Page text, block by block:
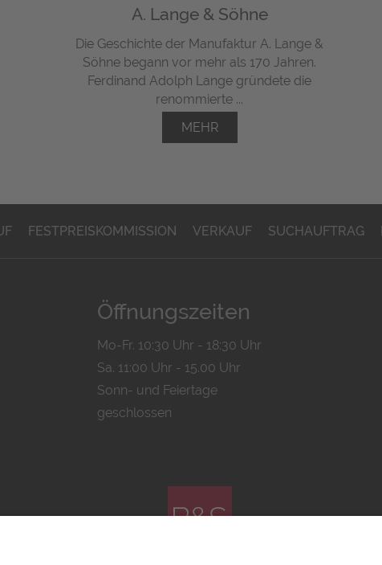
A. Lange & Söhne
Die Geschichte der Manufaktur A. Lange &
Söhne begann vor mehr als 170 Jahren.
Ferdinand Adolph Lange gründete die
renommierte ...
MEHR
FESTPREISKOMMISSION VERKAUF SUCHAUFTRAG
Öffnungszeiten
Mo-Fr. 10:30 Uhr - 18:30 Uhr
Sa. 11:00 Uhr - 15.00 Uhr
Sonn- und Feiertage
geschlossen